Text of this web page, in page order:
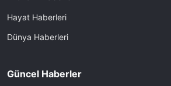
Hayat Haberleri
Dünya Haberleri
Güncel Haberler